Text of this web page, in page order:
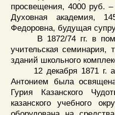
просвещения, 4000 руб.
Духовная академия,
Федоровна, будущая
В 1872/74 гг. в
учительская семинария,
зданий школьного
12 декабря 1871 г.
Антонием была
Гурия Казанского
казанского учебного